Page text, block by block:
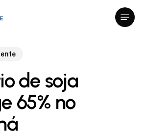
Menu
de soja
65% no